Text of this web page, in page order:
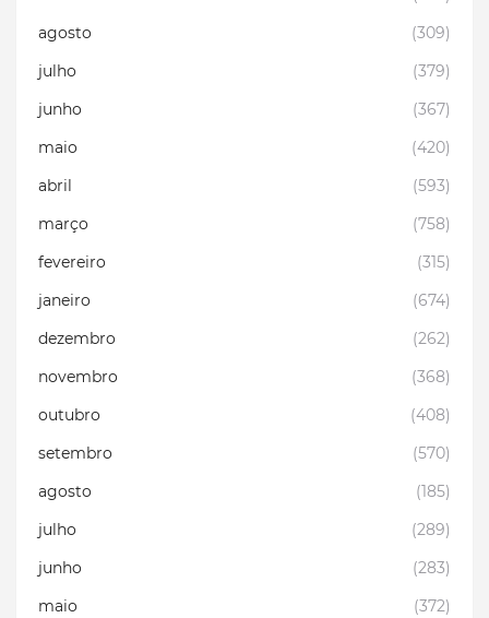
agosto
(309)
julho
(379)
junho
(367)
maio
(420)
abril
(593)
março
(758)
fevereiro
(315)
janeiro
(674)
dezembro
(262)
novembro
(368)
outubro
(408)
setembro
(570)
agosto
(185)
julho
(289)
junho
(283)
maio
(372)